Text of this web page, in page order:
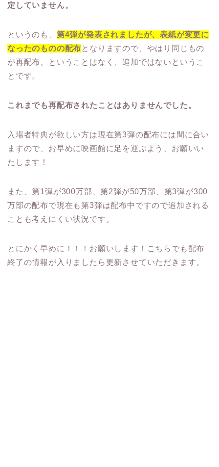
定していません。
というのも、 第4弾が発表されましたが、表紙が変更に
なったのものの配布 となりますので、やはり同じもの
が再配布、ということはなく、追加ではないというこ
とです。
これまでも再配布されたことはありませんでした。
入場者特典が欲しい方は現在第3弾の配布には間に合い
ますので、お早めに映画館に足を運ぶよう、お願いい
たします！
また、第1弾が300万部、第2弾が50万部、第3弾が300
万部の配布で現在も第3弾は配布中ですので追加される
ことも考えにくい状況です。
とにかく早めに！！！お願いします！こちらでも配布
終了の情報が入りましたら更新させていただきます。